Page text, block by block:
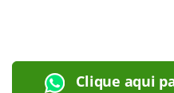
Clique aqui